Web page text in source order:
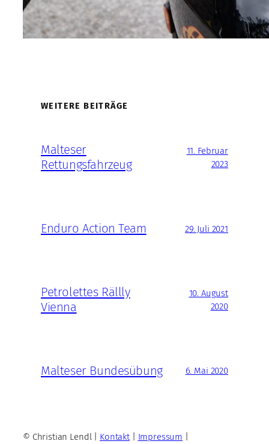
WEITERE BEITRÄGE
Malteser
Rettungsfahrzeug
11. Februar
2023
Enduro Action Team 29. Juli 2021
Petrolettes Rällly
Vienna
10. August
2020
Malteser Bundesübung 6. Mai 2020
© Christian Lendl | Kontakt| Impressum